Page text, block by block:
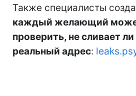
Также специалисты
каждый желающий
проверить, не сливает
реальный адрес: